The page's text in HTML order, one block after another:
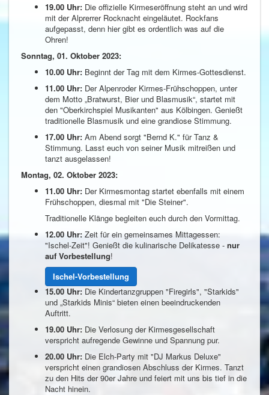
19.00 Uhr: Die offizielle Kirmeseröffnung steht an und wird
mit der Alprerrer Rocknacht eingeläutet. Rockfans
aufgepasst, denn hier gibt es ordentlich was auf die
Ohren!
Sonntag, 01. Oktober 2023:
10.00 Uhr: Beginnt der Tag mit dem Kirmes-Gottesdienst.
11.00 Uhr: Der Alpenroder Kirmes-Frühschoppen, unter
dem Motto „Bratwurst, Bier und Blasmusik“, startet mit
den "Oberkirchspiel Musikanten" aus Kölbingen. Genießt
traditionelle Blasmusik und eine grandiose Stimmung.
17.00 Uhr: Am Abend sorgt "Bernd K." für Tanz &
Stimmung. Lasst euch von seiner Musik mitreißen und
tanzt ausgelassen!
Montag, 02. Oktober 2023:
11.00 Uhr: Der Kirmesmontag startet ebenfalls mit einem
Frühschoppen, diesmal mit "Die Steiner".
Traditionelle Klänge begleiten euch durch den Vormittag.
12.00 Uhr: Zeit für ein gemeinsames Mittagessen:
"Ischel-Zeit"! Genießt die kulinarische Delikatesse - nur
auf Vorbestellung!
Ischel-Vorbestellung
15.00 Uhr: Die Kindertanzgruppen "Firegirls", "Starkids"
und „Starkids Minis“ bieten einen beeindruckenden
Auftritt.
19.00 Uhr: Die Verlosung der Kirmesgesellschaft
verspricht aufregende Gewinne und Spannung pur.
20.00 Uhr: Die Elch-Party mit "DJ Markus Deluxe"
verspricht einen grandiosen Abschluss der Kirmes. Tanzt
zu den Hits der 90er Jahre und feiert mit uns bis tief in die
Nacht hinein.